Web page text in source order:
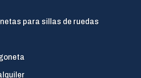
para sillas de ruedas